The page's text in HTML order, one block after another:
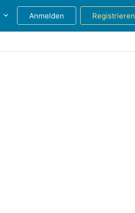
Anmelden Registrieren